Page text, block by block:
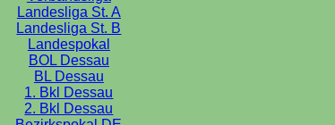
Landesliga St. A
Landesliga St. B
Landespokal
BOL Dessau
BL Dessau
1. Bkl Dessau
2. Bkl Dessau